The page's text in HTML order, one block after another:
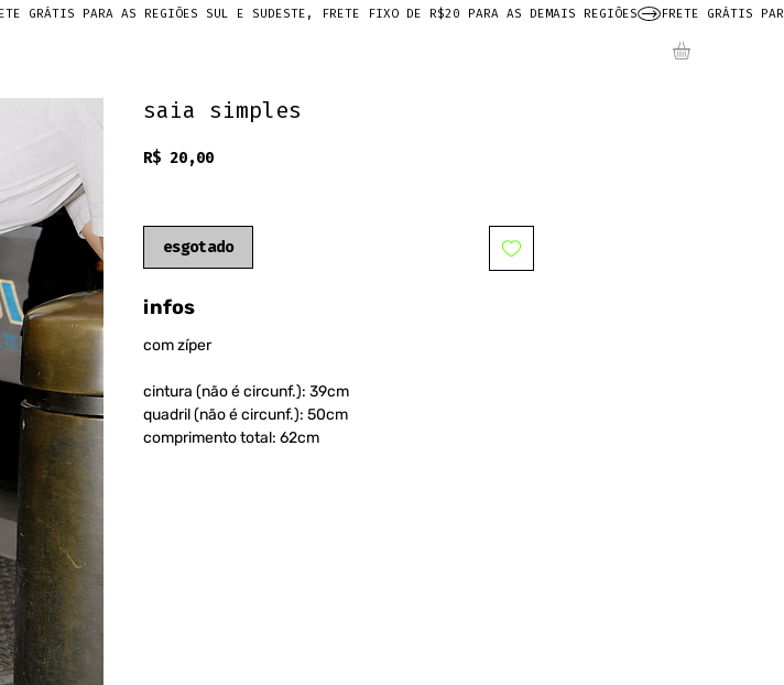
saia simples
R$ 20,00Preço
esgotado
infos
com zíper
cintura (não é circunf.): 39cm
quadril (não é circunf.): 50cm
comprimento total: 62cm